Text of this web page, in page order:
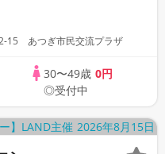
15 あつぎ市民交流プラザ
30〜49歳 0円
◎受付中